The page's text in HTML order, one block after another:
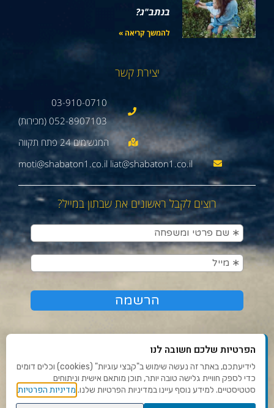
בנתב"ג?
להמשך קריאה »
יצירת קשר
03-910-0710
052-8907103 (מכירות)
moti@shabaton1.co.il liat@shabaton1.co.il
רוצים לקבל ראשונים את שבתון במייל?
תנאי שימוש ומדיניות פרטיות
פנו אלינו
הפרטיות שלכם חשובה לנו
לידיעתכם, באתר זה נעשה שימוש ב"קבצי עוגיות" (cookies) וכלים דומים
כדי לספק חוויית גלישה טובה יותר, תוכן מותאם אישית וניתוחים
סטטיסטיים. למידע נוסף עיינו במדיניות הפרטיות שלנו. מדיניות הפרטיות